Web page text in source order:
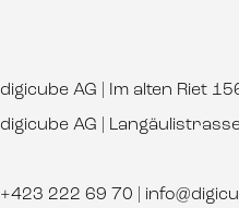
digicube AG | Im alten Riet
digicube AG |
+423 222 69 70